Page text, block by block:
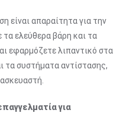
είναι απαραίτητα για την
ελεύθερα βάρη και τα
εφαρμόζετε λιπαντικό στα
τα συστήματα αντίστασης,
για